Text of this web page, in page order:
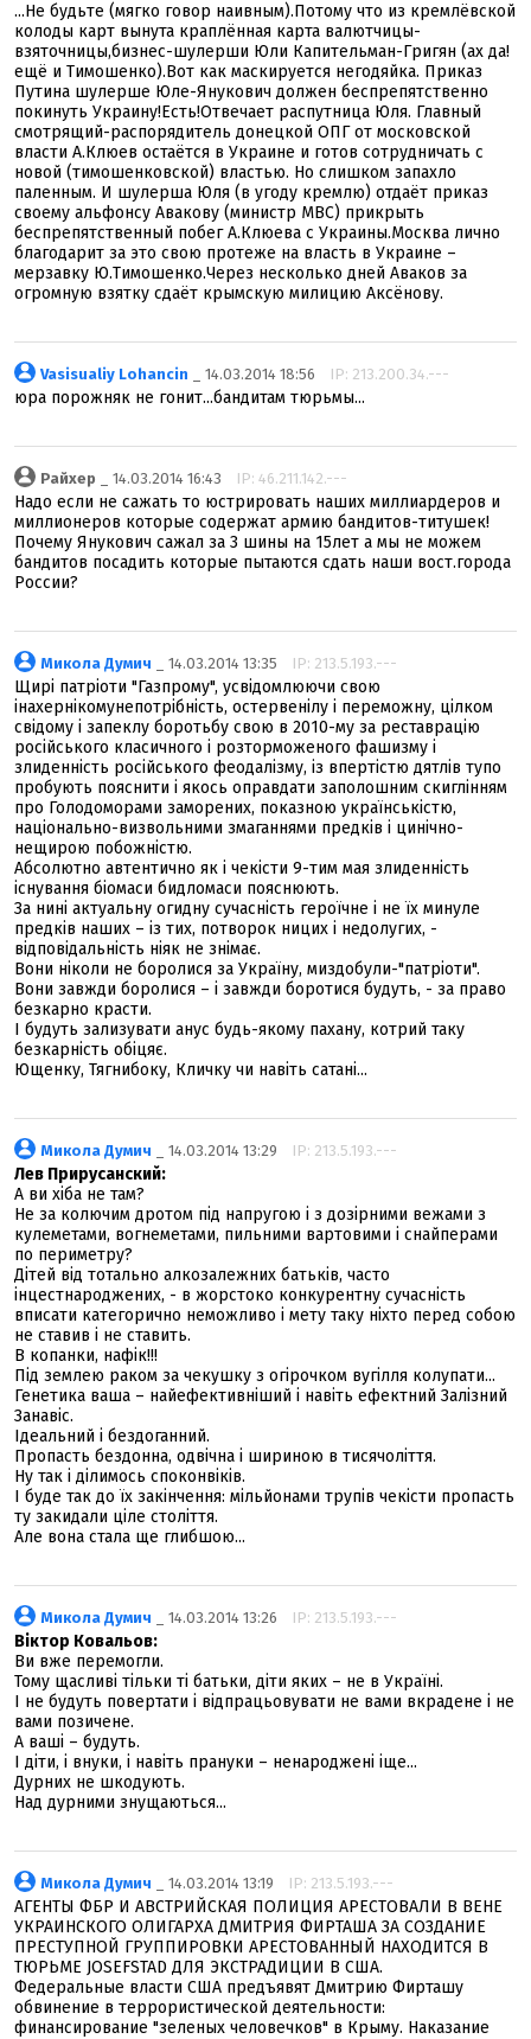
...Не будьте (мягко говор наивным).Потому что из кремлёвской
колоды карт вынута краплённая карта валютчицы-
взяточницы,бизнес-шулерши Юли Капительман-Григян (ах да!
ещё и Тимошенко).Вот как маскируется негодяйка. Приказ
Путина шулерше Юле-Янукович должен беспрепятственно
покинуть Украину!Есть!Отвечает распутница Юля. Главный
смотрящий-распорядитель донецкой ОПГ от московской
власти А.Клюев остаётся в Украине и готов сотрудничать с
новой (тимошенковской) властью. Но слишком запахло
паленным. И шулерша Юля (в угоду кремлю) отдаёт приказ
своему альфонсу Авакову (министр МВС) прикрыть
беспрепятственный побег А.Клюева с Украины.Москва лично
благодарит за это свою протеже на власть в Украине –
мерзавку Ю.Тимошенко.Через несколько дней Аваков за
огромную взятку сдаёт крымскую милицию Аксёнову.
Vasisualiy Lohancin _ 14.03.2014 18:56 IP: 213.200.34.---
юра порожняк не гонит...бандитам тюрьмы...
Райхер _ 14.03.2014 16:43 IP: 46.211.142.---
Надо если не сажать то юстрировать наших миллиардеров и
миллионеров которые содержат армию бандитов-титушек!
Почему Янукович сажал за 3 шины на 15лет а мы не можем
бандитов посадить которые пытаются сдать наши вост.города
России?
Микола Думич _ 14.03.2014 13:35 IP: 213.5.193.---
Щирі патріоти "Газпрому", усвідомлюючи свою
інахернікомунепотрібність, остервенілу і переможну, цілком
свідому і запеклу боротьбу свою в 2010-му за реставрацію
російського класичного і розторможеного фашизму і
злиденність російського феодалізму, із впертістю дятлів тупо
пробують пояснити і якось оправдати заполошним скиглінням
про Голодоморами заморених, показною українськістю,
національно-визвольними змаганнями предків і цинічно-
нещирою побожністю.
Абсолютно автентично як і чекісти 9-тим мая злиденність
існування біомаси бидломаси пояснюють.
За нині актуальну огидну сучасність героїчне і не їх минуле
предків наших – із тих, потворок ницих і недолугих, -
відповідальність ніяк не знімає.
Вони ніколи не боролися за Україну, миздобули-"патріоти".
Вони завжди боролися – і завжди боротися будуть, - за право
безкарно красти.
І будуть зализувати анус будь-якому пахану, котрий таку
безкарність обіцяє.
Ющенку, Тягнибоку, Кличку чи навіть сатані...
Микола Думич _ 14.03.2014 13:29 IP: 213.5.193.---
Лев Прирусанский:
А ви хіба не там?
Не за колючим дротом під напругою і з дозірними вежами з
кулеметами, вогнеметами, пильними вартовими і снайперами
по периметру?
Дітей від тотально алкозалежних батьків, часто
інцестнароджених, - в жорстоко конкурентну сучасність
вписати категорично неможливо і мету таку ніхто перед собою
не ставив і не ставить.
В копанки, нафік!!!
Під землею раком за чекушку з огірочком вугілля колупати...
Генетика ваша – найефективніший і навіть ефектний Залізний
Занавіс.
Ідеальний і бездоганний.
Пропасть бездонна, одвічна і шириною в тисячоліття.
Ну так і ділимось споконвіків.
І буде так до їх закінчення: мільйонами трупів чекісти пропасть
ту закидали ціле століття.
Але вона стала ще глибшою...
Микола Думич _ 14.03.2014 13:26 IP: 213.5.193.---
Віктор Ковальов:
Ви вже перемогли.
Тому щасливі тільки ті батьки, діти яких – не в Україні.
І не будуть повертати і відпрацьовувати не вами вкрадене і не
вами позичене.
А ваші – будуть.
І діти, і внуки, і навіть прануки – ненароджені іще...
Дурних не шкодують.
Над дурними знущаються...
Микола Думич _ 14.03.2014 13:19 IP: 213.5.193.---
АГЕНТЫ ФБР И АВСТРИЙСКАЯ ПОЛИЦИЯ АРЕСТОВАЛИ В ВЕНЕ
УКРАИНСКОГО ОЛИГАРХА ДМИТРИЯ ФИРТАША ЗА СОЗДАНИЕ
ПРЕСТУПНОЙ ГРУППИРОВКИ АРЕСТОВАННЫЙ НАХОДИТСЯ В
ТЮРЬМЕ JOSEFSTAD ДЛЯ ЭКСТРАДИЦИИ В США.
Федеральные власти США предъявят Дмитрию Фирташу
обвинение в террористической деятельности:
финансирование "зеленых человечков" в Крыму. Наказание